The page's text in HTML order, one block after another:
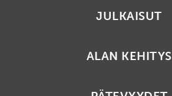
JULKAISUT
ALAN KEHITYS